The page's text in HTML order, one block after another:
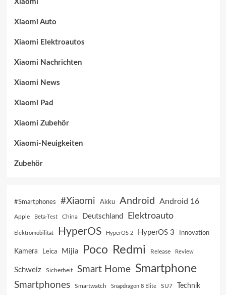
Xiaomi
Xiaomi Auto
Xiaomi Elektroautos
Xiaomi Nachrichten
Xiaomi News
Xiaomi Pad
Xiaomi Zubehör
Xiaomi-Neuigkeiten
Zubehör
#Smartphones #Xiaomi Akku Android Android 16
Apple Beta-Test China Deutschland Elektroauto
Elektromobilität HyperOS HyperOS 2 HyperOS 3 Innovation
Kamera Leica Mijia Poco Redmi Release Review
Schweiz Sicherheit Smart Home Smartphone
Smartphones Smartwatch Snapdragon 8 Elite SU7 Technik